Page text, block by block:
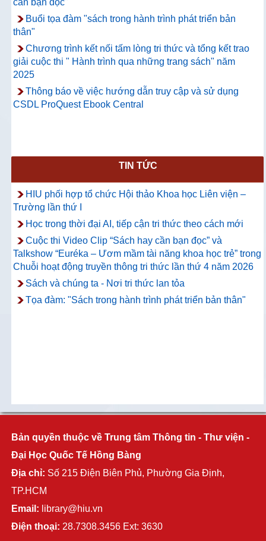
cần bạn đọc"
Buổi tọa đàm "sách trong hành trình phát triển bản
thân"
Chương trình kết nối tấm lòng tri thức và tổng kết trao
giải cuộc thi " Hành trình qua những trang sách" năm
2025
Thông báo về việc hướng dẫn truy cập và sử dụng
CSDL ProQuest Ebook Central
TIN TỨC
HIU phối hợp tổ chức Hội thảo Khoa học Liên viện –
Trường lần thứ I
Học trong thời đại AI, tiếp cận tri thức theo cách mới
Cuộc thi Video Clip “Sách hay cần bạn đọc” và
Talkshow “Euréka – Ươm mầm tài năng khoa học trẻ” trong
Chuỗi hoạt động truyền thông tri thức lần thứ 4 năm 2026
Sách và chúng ta - Nơi tri thức lan tỏa
Tọa đàm: "Sách trong hành trình phát triển bản thân"
Bản quyền thuộc về Trung tâm Thông tin - Thư viện -
Đại Học Quốc Tế Hồng Bàng
Địa chỉ: Số 215 Điện Biên Phủ, Phường Gia Định,
TP.HCM
Email: library@hiu.vn
Điện thoại: 28.7308.3456 Ext: 3630